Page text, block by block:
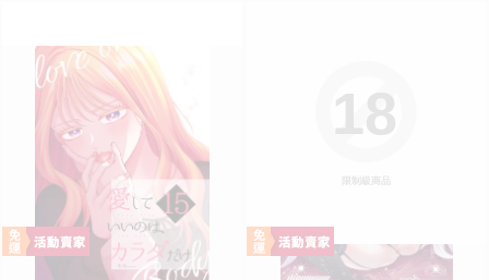
限制級商品
18